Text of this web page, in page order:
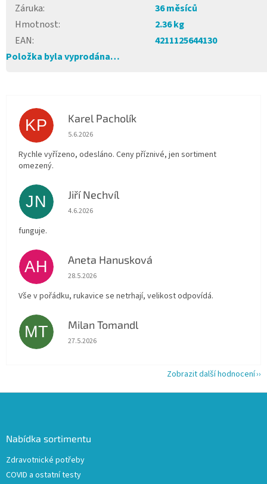
Záruka:
36 měsíců
Hmotnost:
2.36 kg
EAN:
4211125644130
Položka byla vyprodána…
KP Karel Pacholík
Hodnocení obchodu je 4 z 5 hvězdiček.
5.6.2026
Rychle vyřízeno, odesláno. Ceny příznivé, jen sortiment
omezený.
JN Jiří Nechvíl
Hodnocení obchodu je 5 z 5 hvězdiček.
4.6.2026
funguje.
AH Aneta Hanusková
Hodnocení obchodu je 5 z 5 hvězdiček.
28.5.2026
Vše v pořádku, rukavice se netrhají, velikost odpovídá.
MT Milan Tomandl
Hodnocení obchodu je 5 z 5 hvězdiček.
27.5.2026
Zobrazit další hodnocení
Nabídka sortimentu
Zdravotnické potřeby
COVID a ostatní testy